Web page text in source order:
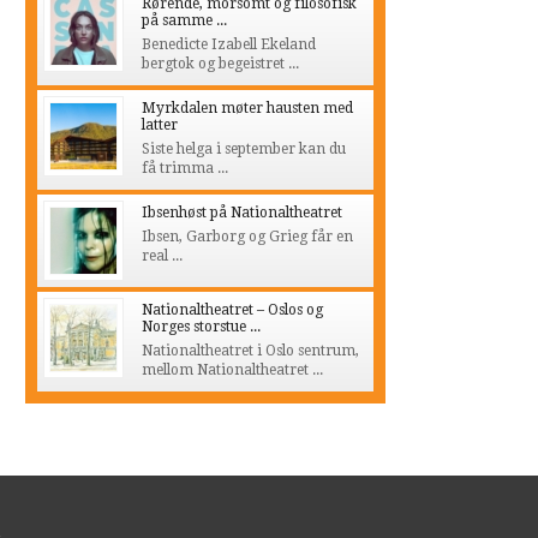
Rørende, morsomt og filosofisk
på samme ...
Benedicte Izabell Ekeland
bergtok og begeistret ...
Myrkdalen møter hausten med
latter
Siste helga i september kan du
få trimma ...
Ibsenhøst på Nationaltheatret
Ibsen, Garborg og Grieg får en
real ...
Nationaltheatret – Oslos og
Norges storstue ...
Nationaltheatret i Oslo sentrum,
mellom Nationaltheatret ...